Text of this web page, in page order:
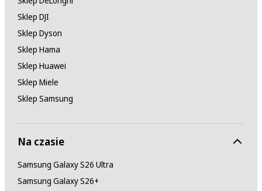
Sklep DJI
Sklep Dyson
Sklep Hama
Sklep Huawei
Sklep Miele
Sklep Samsung
Na czasie
Samsung Galaxy S26 Ultra
Samsung Galaxy S26+